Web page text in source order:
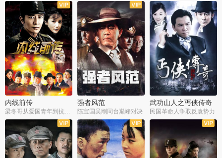
全30集
内线前传
全30集
强者风范
陈宝国吴刚同台巅峰对决
全30集
武功山人之丐侠传奇
民国革命人争取反袁势力
全38集
全9集 全35集